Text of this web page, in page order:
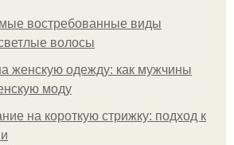
востребованные виды
волосы
женскую одежду: как мужчины
моду
на короткую стрижку: подход к